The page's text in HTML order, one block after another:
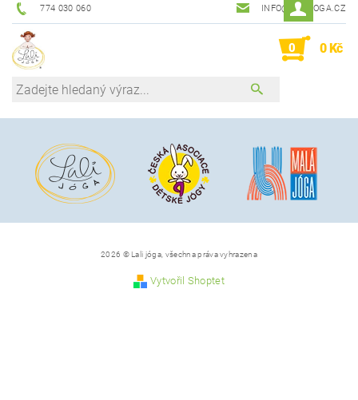
774 030 060 INFO@LALIJOGA.CZ
0 0 Kč
2026 © Lali jóga, všechna práva vyhrazena
Vytvořil Shoptet